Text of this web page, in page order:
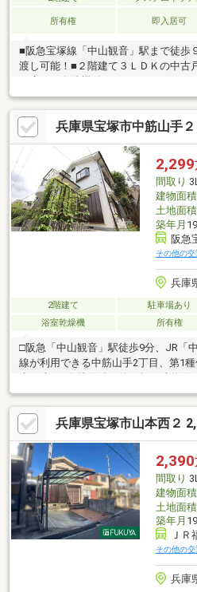
所有権 即入居可
■阪急宝塚線「中山観音」駅まで徒歩
渡し可能！■２階建て３ＬＤＫの中古
は売主指定□現況優先□本物件は建築
たしていない為、建物の再建築・増
件土地に通行地役権の設定登記が行わ
築の許可が得られると見解を得てお
より聴取）■リフォーム内容■ ・キ
面台・建具交換 ・クロス・フロア
お気軽にお問い合わせください。
兵庫県宝塚市中筋山手
2,299
間取り
建物面積
土地面積
築年月
阪急
その他の交
兵庫
2階建て 駐車場あり
浴室乾燥機
所有権
□阪急「中山観音」駅徒歩9分、JR「
線が利用できる中筋山手2丁目、第1種
古戸建。□敷地面積は約36坪、建物面
□2026年4月にリフォームが実施。約
集まるゆとりある空間。□食事や団ら
遊び場や在宅ワークスペースなど、多
うです。□全室洋室仕様で各居室に収
れのプライベート空間も確保しやす
約されているため、毎日の家事や生
まいです。
兵庫県宝塚市山本西２
2,390
間取り
建物面積
土地面積
築年月
ＪＲ
その他の交
兵庫